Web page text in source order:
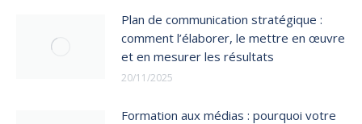
Plan de communication stratégique :
comment l’élaborer, le mettre en œuvre
et en mesurer les résultats
20/11/2025
Formation aux médias : pourquoi votre